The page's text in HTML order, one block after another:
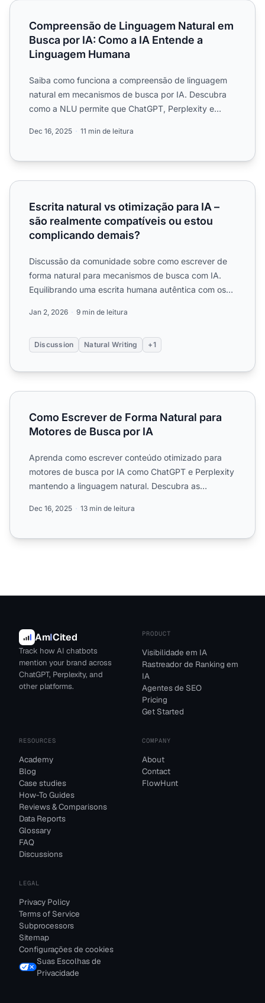
Compreensão de Linguagem Natural em Busca por IA:
Compreensão de Linguagem Natural em
Busca por IA: Como a IA Entende a
Linguagem Humana
Saiba como funciona a compreensão de linguagem
natural em mecanismos de busca por IA. Descubra
como a NLU permite que ChatGPT, Perplexity e
Dec 16, 2025 11 min de leitura
Escrita natural vs otimização para IA – são realmente
Escrita natural vs otimização para IA –
são realmente compatíveis ou estou
complicando demais?
Discussão da comunidade sobre como escrever de
forma natural para mecanismos de busca com IA.
Equilibrando uma escrita humana autêntica com os
Jan 2, 2026 9 min de leitura
Discussion Natural Writing +1
Como Escrever de Forma Natural para Motores de Busca
Como Escrever de Forma Natural para
Motores de Busca por IA
Aprenda como escrever conteúdo otimizado para
motores de busca por IA como ChatGPT e Perplexity
mantendo a linguagem natural. Descubra as
Dec 16, 2025 13 min de leitura
AmICited
Track how AI chatbots
mention your brand across
ChatGPT, Perplexity, and
other platforms.
PRODUCT
Visibilidade em IA
Rastreador de Ranking em
IA
Agentes de SEO
Pricing
Get Started
RESOURCES
Academy
Blog
Case studies
How-To Guides
Reviews & Comparisons
Data Reports
Glossary
FAQ
Discussions
COMPANY
About
Contact
FlowHunt
LEGAL
Privacy Policy
Terms of Service
Subprocessors
Sitemap
Configurações de cookies
Suas Escolhas de
Privacidade